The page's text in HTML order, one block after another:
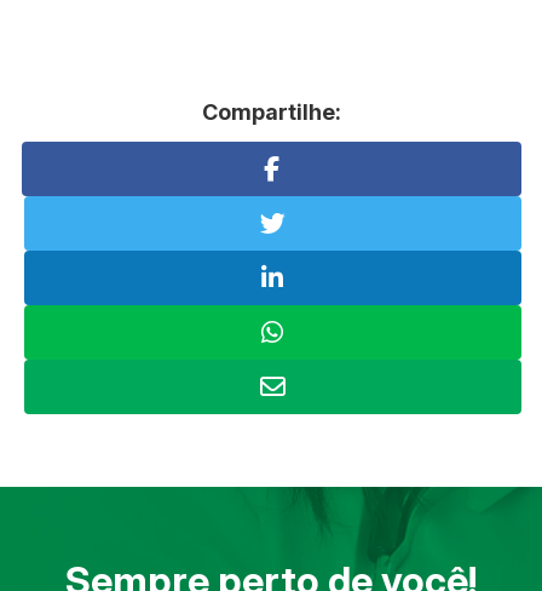
Compartilhe:
Sempre perto de você!